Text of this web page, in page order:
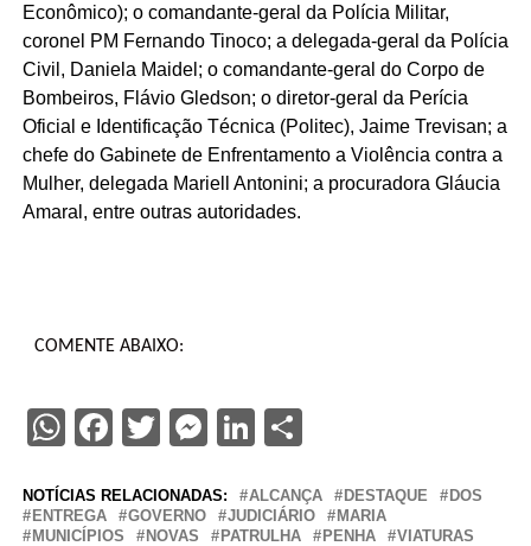
Econômico); o comandante-geral da Polícia Militar,
coronel PM Fernando Tinoco; a delegada-geral da Polícia
Civil, Daniela Maidel; o comandante-geral do Corpo de
Bombeiros, Flávio Gledson; o diretor-geral da Perícia
Oficial e Identificação Técnica (Politec), Jaime Trevisan; a
chefe do Gabinete de Enfrentamento a Violência contra a
Mulher, delegada Mariell Antonini; a procuradora Gláucia
Amaral, entre outras autoridades.
COMENTE ABAIXO:
WhatsApp
Facebook
Twitter
Messenger
LinkedIn
Share
NOTÍCIAS RELACIONADAS: ALCANÇA DESTAQUE
DOS
ENTREGA
GOVERNO JUDICIÁRIO
MARIA
MUNICÍPIOS
NOVAS PATRULHA PENHA VIATURAS